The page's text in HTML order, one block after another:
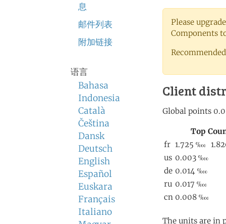
息
邮件列表
附加链接
语言
Bahasa
Indonesia
Català
Čeština
Dansk
Deutsch
English
Español
Euskara
Français
Italiano
Please
Components
Client
The units are in